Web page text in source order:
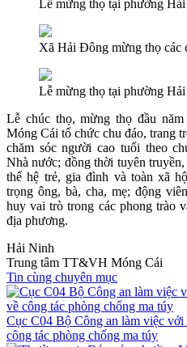
Lễ mừng thọ tại phường
Xã Hải Đông mừng thọ các
Lễ mừng thọ tại phường
Lễ chúc thọ, mừng thọ đầu
Móng Cái tổ chức chu đáo, trang
chăm sóc người cao tuổi theo
Nhà nước; đồng thời tuyên
thế hệ trẻ, gia đình và toàn xã
trọng ông, bà, cha, mẹ; động
huy vai trò trong các phong trào
địa phương.
Hải Ninh
Trung tâm TT&VH Móng Cái
Tin cùng chuyên mục
Cục C04 Bộ Công an làm việc
công tác phòng chống ma túy